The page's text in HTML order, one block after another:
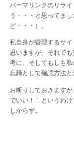
パーマリンクのリラ
う・・・と思ってま
ど・・・）。
私自身が管理するサ
思いますが、それで
考に、そしてもしも
忘録として確認方法と
お断りしておきます
でいい！！というわ
しからず。